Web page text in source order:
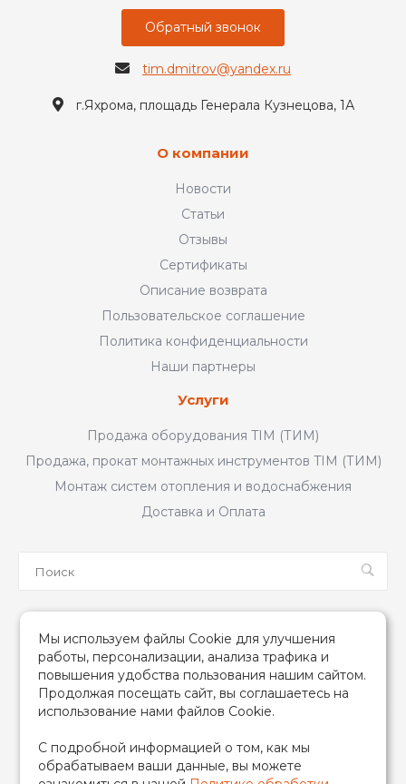
Обратный звонок
tim.dmitrov@yandex.ru
г.Яхрома, площадь Генерала Кузнецова, 1А
О компании
Новости
Статьи
Отзывы
Сертификаты
Описание возврата
Пользовательское соглашение
Политика конфиденциальности
Наши партнеры
Услуги
Продажа оборудования TIM (ТИМ)
Продажа, прокат монтажных инструментов TIM (ТИМ)
Монтаж систем отопления и водоснабжения
Доставка и Оплата
2026 © TIM (ТИМ) Инженерная сантехника, Все права
защищены
ИП Гончаренко Надежда Николаевна
Мы используем файлы Cookie для улучшения
работы, персонализации, анализа трафика и
повышения удобства пользования нашим сайтом.
Продолжая посещать сайт, вы соглашаетесь на
использование нами файлов Cookie.
С подробной информацией о том, как мы
обрабатываем ваши данные, вы можете